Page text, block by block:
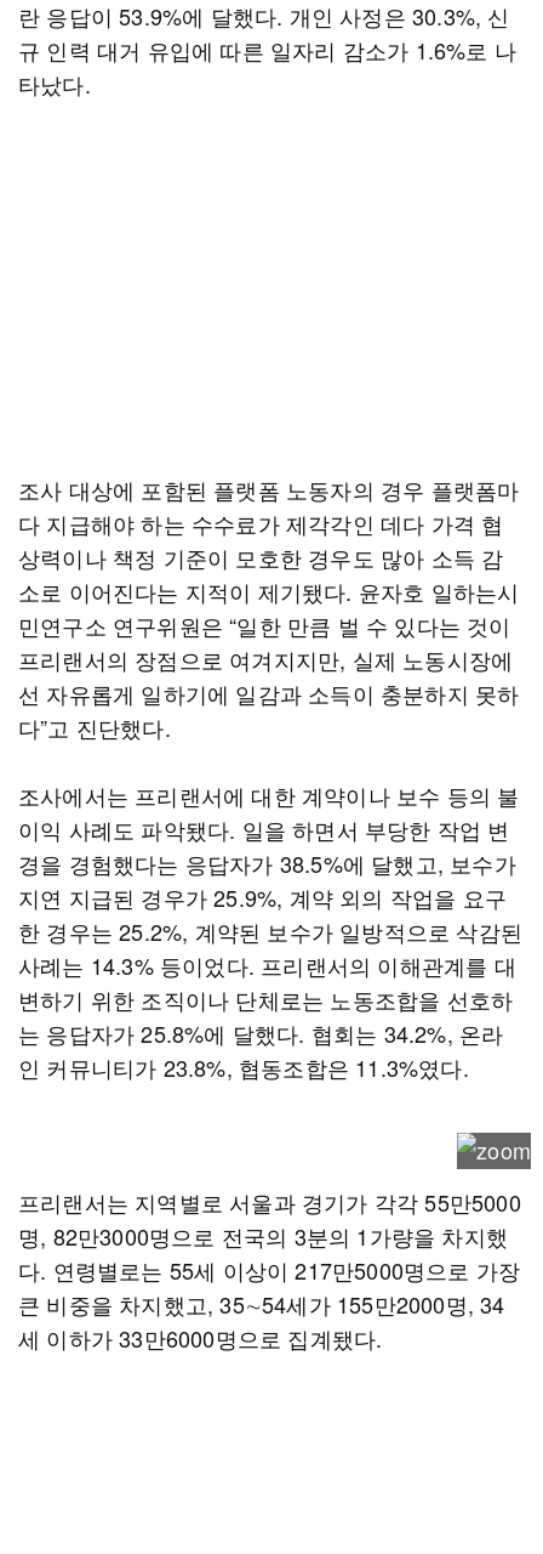
란 응답이 53.9%에 달했다. 개인 사정은 30.3%, 신
규 인력 대거 유입에 따른 일자리 감소가 1.6%로 나
타났다.
조사 대상에 포함된 플랫폼 노동자의 경우 플랫폼마
다 지급해야 하는 수수료가 제각각인 데다 가격 협
상력이나 책정 기준이 모호한 경우도 많아 소득 감
소로 이어진다는 지적이 제기됐다. 윤자호 일하는시
민연구소 연구위원은 “일한 만큼 벌 수 있다는 것이
프리랜서의 장점으로 여겨지지만, 실제 노동시장에
선 자유롭게 일하기에 일감과 소득이 충분하지 못하
다”고 진단했다.
조사에서는 프리랜서에 대한 계약이나 보수 등의 불
이익 사례도 파악됐다. 일을 하면서 부당한 작업 변
경을 경험했다는 응답자가 38.5%에 달했고, 보수가
지연 지급된 경우가 25.9%, 계약 외의 작업을 요구
한 경우는 25.2%, 계약된 보수가 일방적으로 삭감된
사례는 14.3% 등이었다. 프리랜서의 이해관계를 대
변하기 위한 조직이나 단체로는 노동조합을 선호하
는 응답자가 25.8%에 달했다. 협회는 34.2%, 온라
인 커뮤니티가 23.8%, 협동조합은 11.3%였다.
프리랜서는 지역별로 서울과 경기가 각각 55만5000
명, 82만3000명으로 전국의 3분의 1가량을 차지했
다. 연령별로는 55세 이상이 217만5000명으로 가장
큰 비중을 차지했고, 35∼54세가 155만2000명, 34
세 이하가 33만6000명으로 집계됐다.